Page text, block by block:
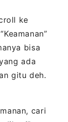
ke
bisa
ada
gitu deh.
cari